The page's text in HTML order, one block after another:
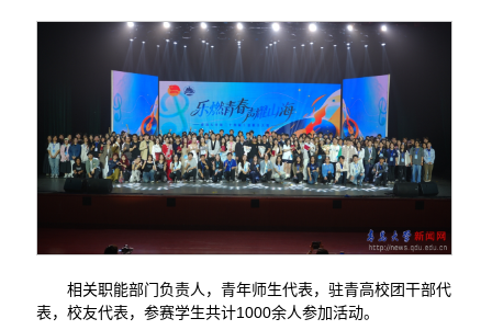
相关职能部门负责人，青年师生代表，驻青高校团干部代
表，校友代表，参赛学生共计1000余人参加活动。